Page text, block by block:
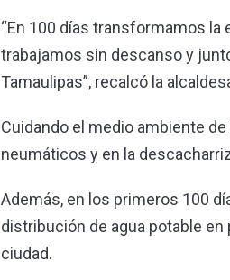
“En 100 días transformamos la
trabajamos sin descanso y
Tamaulipas”, recalcó la
Cuidando el medio ambiente
neumáticos y en la
Además, en los primeros 100
distribución de agua potable
ciudad.